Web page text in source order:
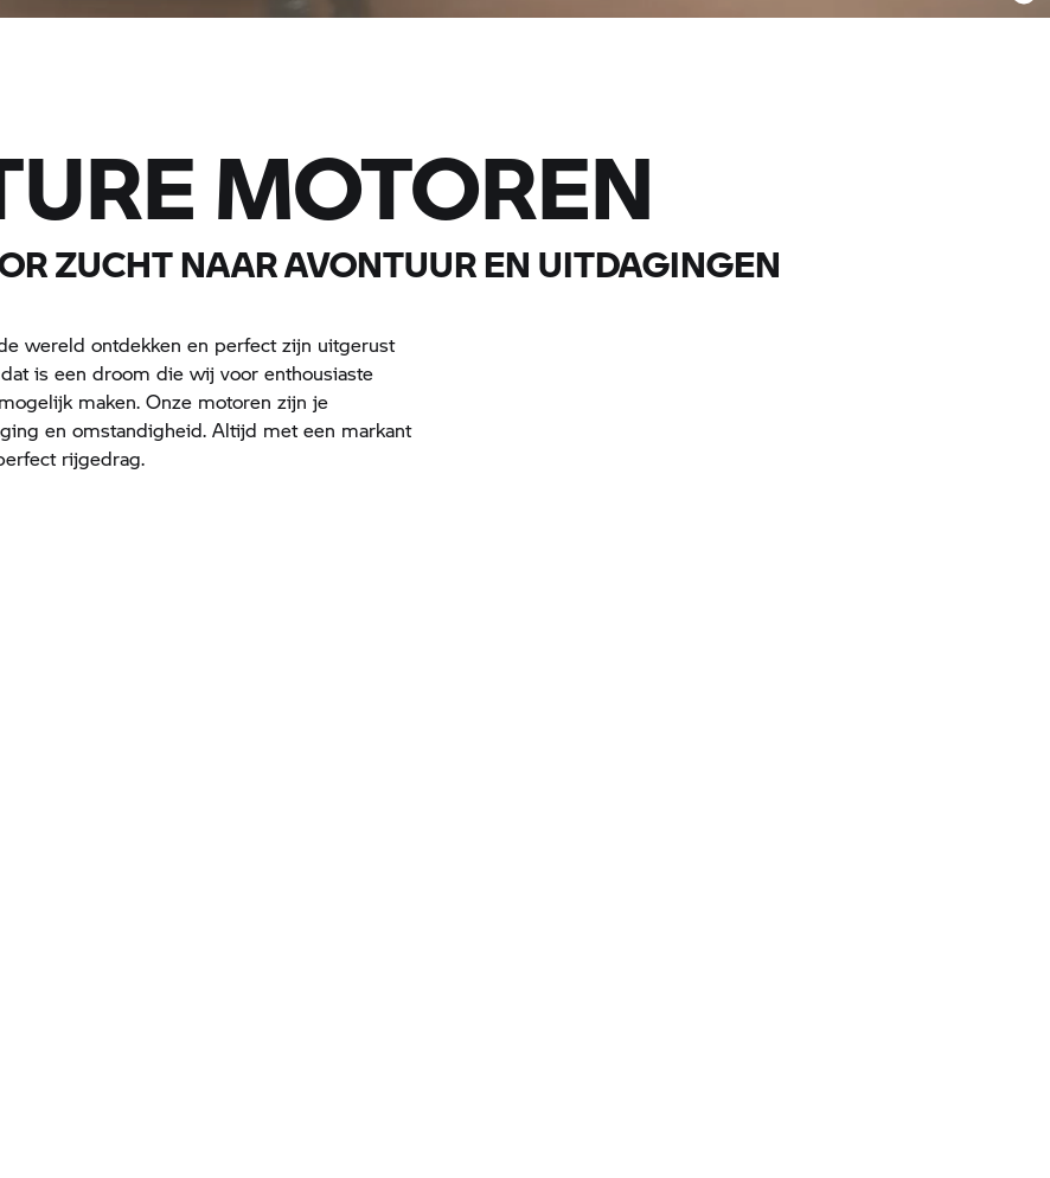
MOTOREN
ZUCHT NAAR AVONTUUR EN UITDAGINGEN
wereld ontdekken en perfect zijn uitgerust
is een droom die wij voor enthousiaste
maken. Onze motoren zijn je
en omstandigheid. Altijd met een markant
rijgedrag.